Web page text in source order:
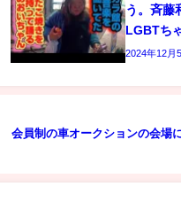
う。斉
LGBTち
2024年12月
会員制の車オークションの会場